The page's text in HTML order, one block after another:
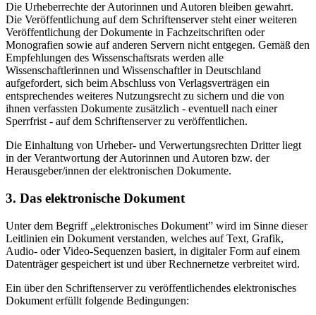
Die Urheberrechte der Autorinnen und Autoren bleiben gewahrt.
Die Veröffentlichung auf dem Schriftenserver steht einer weiteren
Veröffentlichung der Dokumente in Fachzeitschriften oder
Monografien sowie auf anderen Servern nicht entgegen. Gemäß den
Empfehlungen des Wissenschaftsrats werden alle
Wissenschaftlerinnen und Wissenschaftler in Deutschland
aufgefordert, sich beim Abschluss von Verlagsverträgen ein
entsprechendes weiteres Nutzungsrecht zu sichern und die von
ihnen verfassten Dokumente zusätzlich - eventuell nach einer
Sperrfrist - auf dem Schriftenserver zu veröffentlichen.
Die Einhaltung von Urheber- und Verwertungsrechten Dritter liegt
in der Verantwortung der Autorinnen und Autoren bzw. der
Herausgeber/innen der elektronischen Dokumente.
3. Das elektronische Dokument
Unter dem Begriff „elektronisches Dokument” wird im Sinne dieser
Leitlinien ein Dokument verstanden, welches auf Text, Grafik,
Audio- oder Video-Sequenzen basiert, in digitaler Form auf einem
Datenträger gespeichert ist und über Rechnernetze verbreitet wird.
Ein über den Schriftenserver zu veröffentlichendes elektronisches
Dokument erfüllt folgende Bedingungen: